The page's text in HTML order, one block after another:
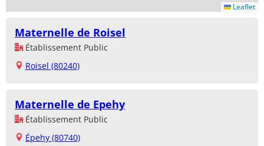
Leaflet
Maternelle de Roisel
Établissement Public
Roisel (80240)
Maternelle de Epehy
Établissement Public
Épehy (80740)